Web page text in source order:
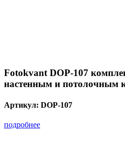
Fotokvant DOP-107
настенным и потолочным
Артикул: DOP-107
подробнее